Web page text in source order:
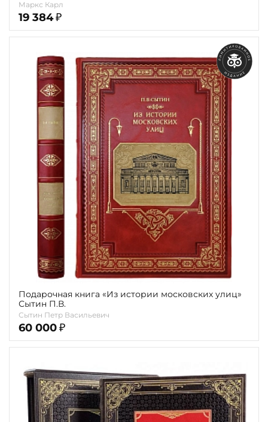
Маркс Карл
19 384 ₽
Подарочная книга «Из истории московских улиц»
Сытин П.В.
Сытин Петр Васильевич
60 000 ₽